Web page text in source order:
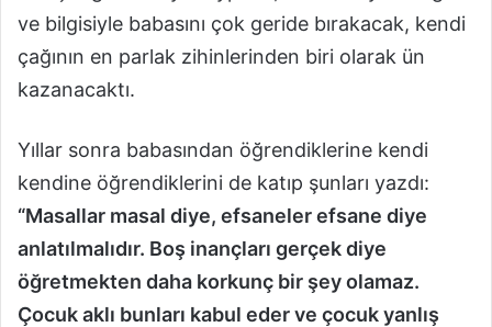
ve bilgisiyle babasını çok geride bırakacak, kendi
çağının en parlak zihinlerinden biri olarak ün
kazanacaktı.
Yıllar sonra babasından öğrendiklerine kendi
kendine öğrendiklerini de katıp şunları yazdı:
“Masallar masal diye, efsaneler efsane diye
anlatılmalıdır. Boş inançları gerçek diye
öğretmekten daha korkunç bir şey olamaz.
Çocuk aklı bunları kabul eder ve çocuk yanlış